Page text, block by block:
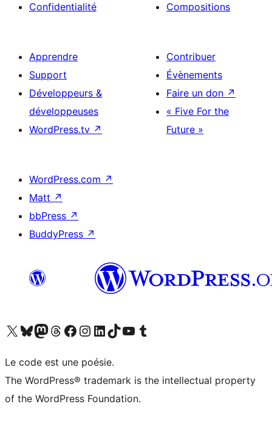
Confidentialité
Compositions
Apprendre
Support
Développeurs &
développeuses
WordPress.tv ↗
Contribuer
Évènements
Faire un don ↗
« Five For the
Future »
WordPress.com ↗
Matt ↗
bbPress ↗
BuddyPress ↗
Visitez notre compte X (précédemment Twitter)
Visiter notre compte Bluesky
Visiter notre compte Mastodon
Visiter notre compte Threads
Consulter notre compte Facebook
Consulter notre compte Instagram
Consulter notre compte LinkedIn
Visiter notre compte TokTok
Visiter notre chaîne YouTube
Visiter notre compte Tumblr
Le code est une poésie.
The WordPress® trademark is the intellectual property
of the WordPress Foundation.